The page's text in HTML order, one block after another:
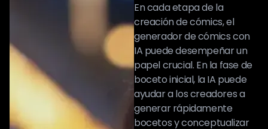
En cada etapa de la
creación de cómics, el
generador de cómics con
IA puede desempeñar un
papel crucial. En la fase de
boceto inicial, la IA puede
ayudar a los creadores a
generar rápidamente
bocetos y conceptualizar